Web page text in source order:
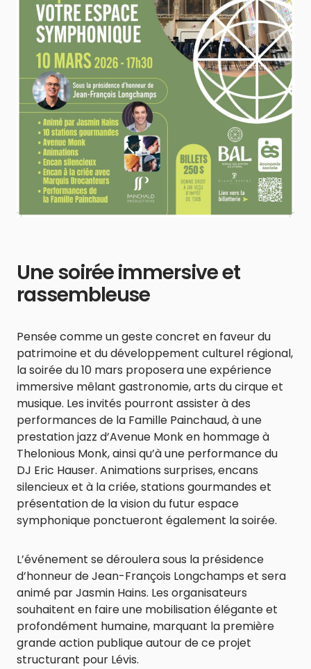
Une soirée immersive et
rassembleuse
Pensée comme un geste concret en faveur du
patrimoine et du développement culturel régional,
la soirée du 10 mars proposera une expérience
immersive mêlant gastronomie, arts du cirque et
musique. Les invités pourront assister à des
performances de la Famille Painchaud, à une
prestation jazz d’Avenue Monk en hommage à
Thelonious Monk, ainsi qu’à une performance du
DJ Eric Hauser. Animations surprises, encans
silencieux et à la criée, stations gourmandes et
présentation de la vision du futur espace
symphonique ponctueront également la soirée.
L’événement se déroulera sous la présidence
d’honneur de Jean-François Longchamps et sera
animé par Jasmin Hains. Les organisateurs
souhaitent en faire une mobilisation élégante et
profondément humaine, marquant la première
grande action publique autour de ce projet
structurant pour Lévis.